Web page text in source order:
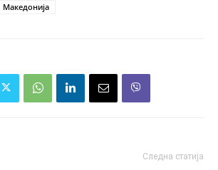
Македонија
Следна статија